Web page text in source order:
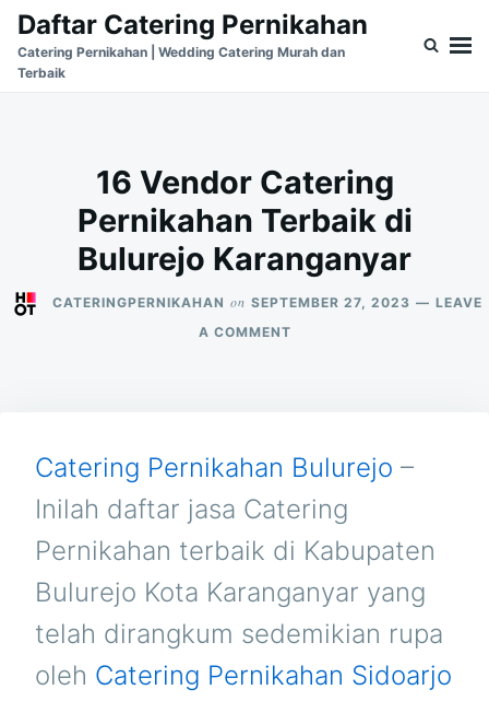
Skip
content
Search
for:
Daftar Catering Pernikahan
Catering Pernikahan | Wedding Catering Murah dan
Terbaik
16 Vendor Catering
Pernikahan Terbaik di
Bulurejo Karanganyar
CATERINGPERNIKAHAN on SEPTEMBER 27, 2023
LEAVE
A COMMENTON
DI
BULUREJO
KARANGANYAR
Catering Pernikahan Bulurejo –
Inilah daftar jasa Catering
Pernikahan terbaik di Kabupaten
Bulurejo Kota Karanganyar yang
telah dirangkum sedemikian rupa
oleh Catering Pernikahan Sidoarjo